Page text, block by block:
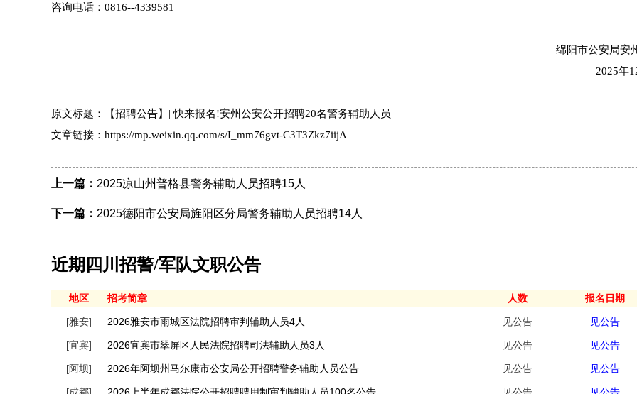
咨询电话：0816--4339581
绵阳市公安局安
2025年
原文标题：【招聘公告】| 快来报名!安州公安公开招聘20名警务辅助人员
文章链接：https://mp.weixin.qq.com/s/I_mm76gvt-C3T3Zkz7iijA
上一篇： 2025凉山州普格县警务辅助人员招聘15人
下一篇： 2025德阳市公安局旌阳区分局警务辅助人员招聘14人
近期四川招警/军队文职公告
地区 招考简章 人数 报名日期
[雅安] 2026雅安市雨城区法院招聘审判辅助人员4人 见公告 见公告
[宜宾] 2026宜宾市翠屏区人民法院招聘司法辅助人员3人 见公告 见公告
[阿坝] 2026年阿坝州马尔康市公安局公开招聘警务辅助人员公告 见公告 见公告
[成都] 2026上半年成都法院公开招聘聘用制审判辅助人员100名公告 见公告 见公告